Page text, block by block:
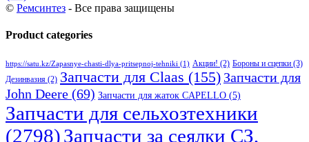
© Ремсинтез - Все права защищены
Product categories
https://satu.kz/Zapasnye-chasti-dlya-pritsepnoj-tehniki (1) Акции! (2) Бороны и сцепки (3)
Дезинвазия (2) Запчасти для Claas (155) Запчасти для
John Deere (69) Запчасти для жаток CAPELLO (5)
Запчасти для сельхозтехники
(2798)Запчасти за сеялки СЗ,